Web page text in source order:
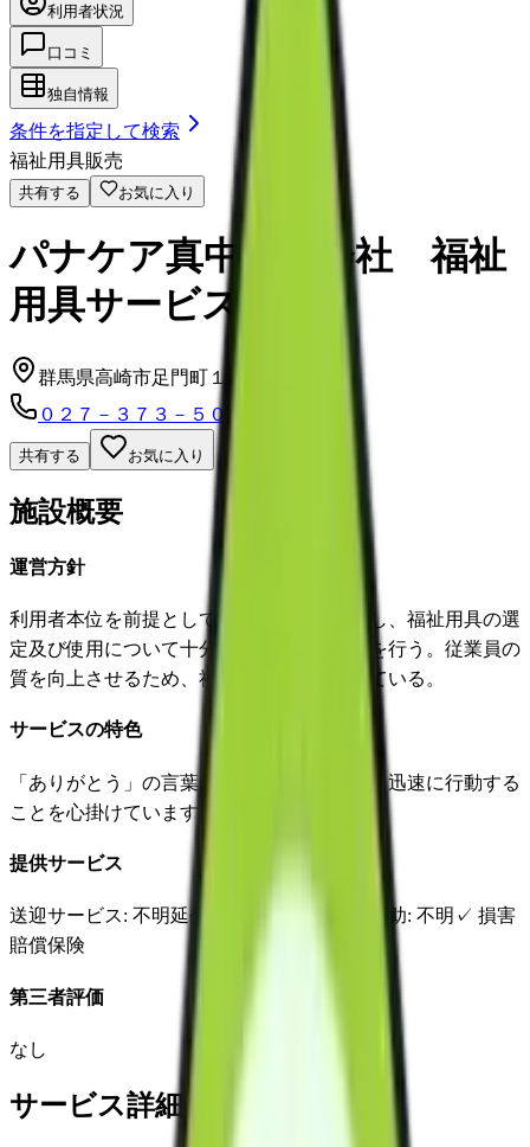
利用者状況
口コミ
独自情報
条件を指定して検索
福祉用具販売
共有する お気に入り
パナケア真中株式会社 福祉
用具サービス
群馬県高崎市足門町１５０－１
０２７－３７３－５０９５
共有する お気に入り
施設概要
運営方針
利用者本位を前提として、自己決定を尊重し、福祉用具の選
定及び使用について十分な情報提供と説明を行う。従業員の
質を向上させるため、社員教育に力をいれている。
サービスの特色
「ありがとう」の言葉がいただけるように、迅速に行動する
ことを心掛けています。
提供サービス
送迎サービス: 不明延長サービス : 不明 自宅援助: 不明 ✓ 損害
賠償保険
第三者評価
なし
サービス詳細